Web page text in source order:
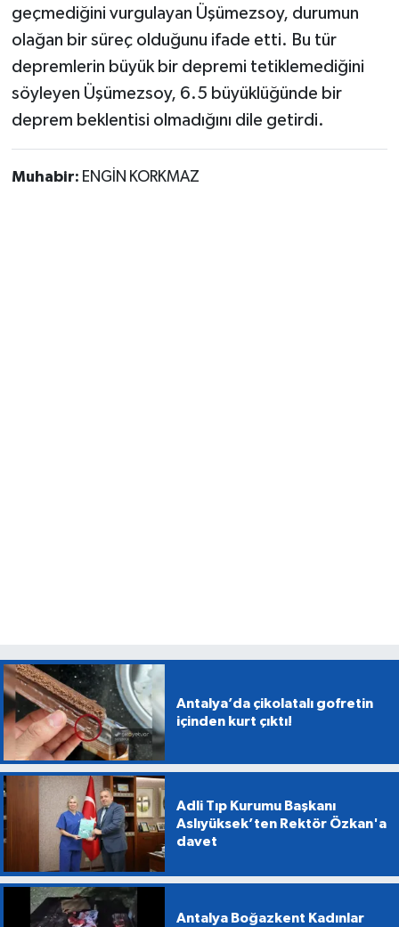
geçmediğini vurgulayan Üşümezsoy, durumun
olağan bir süreç olduğunu ifade etti. Bu tür
depremlerin büyük bir depremi tetiklemediğini
söyleyen Üşümezsoy, 6.5 büyüklüğünde bir
deprem beklentisi olmadığını dile getirdi.
Muhabir: ENGİN KORKMAZ
Antalya’da çikolatalı gofretin
içinden kurt çıktı!
Adli Tıp Kurumu Başkanı
Aslıyüksek’ten Rektör Özkan'a
davet
Antalya Boğazkent Kadınlar